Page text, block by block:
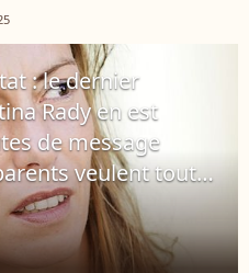
d'un stage organisée par
(U18) en Afrique du...
: le dernier
Rady en est
de message
veulent tout